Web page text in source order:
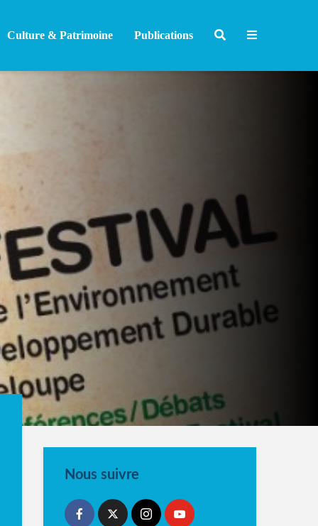
Culture & Patrimoine Publications
Nous suivre